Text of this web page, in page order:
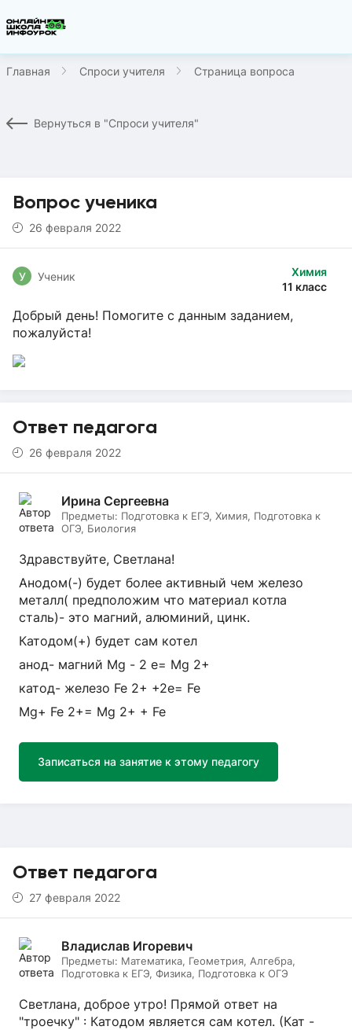
Главная Спроси учителя Страница вопроса
Вернуться в "Спроси учителя"
Вопрос ученика
26 февраля 2022
Химия
11 класс
У Ученик
Добрый день! Помогите с данным заданием,
пожалуйста!
Ответ педагога
26 февраля 2022
Ирина Сергеевна
Предметы: Подготовка к ЕГЭ, Химия, Подготовка к
ОГЭ, Биология
Здравствуйте, Светлана!
Анодом(-) будет более активный чем железо
металл( предположим что материал котла
сталь)- это магний, алюминий, цинк.
Катодом(+) будет сам котел
анод- магний Mg - 2 e= Mg 2+
катод- железо Fe 2+ +2e= Fe
Mg+ Fe 2+= Mg 2+ + Fe
Записаться на занятие к этому педагогу
Ответ педагога
27 февраля 2022
Владислав Игоревич
Предметы: Математика, Геометрия, Алгебра,
Подготовка к ЕГЭ, Физика, Подготовка к ОГЭ
Светлана, доброе утро! Прямой ответ на
"троечку" : Катодом является сам котел. (Кат -